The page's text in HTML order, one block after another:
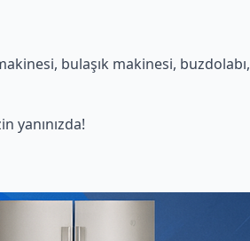
bulaşık makinesi,
yanınızda!